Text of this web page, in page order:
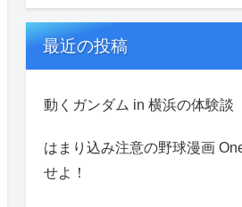
最近の投稿
動くガンダム in 横浜の体験談
はまり込み注意の野球漫画
せよ！